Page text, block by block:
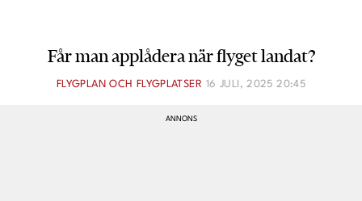
Får man applådera när flyget landat?
FLYGPLAN OCH FLYGPLATSER 16 JULI, 2025 20:45